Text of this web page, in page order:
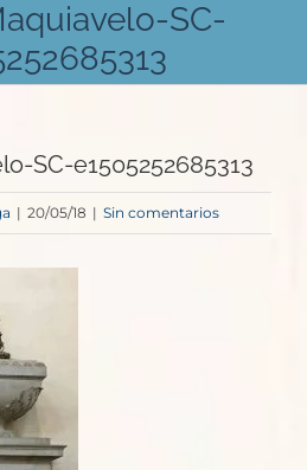
SC-
SC-e1505252685313
| 20/05/18 | Sin comentarios